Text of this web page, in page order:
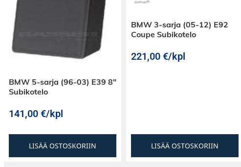
vapaasti konfiguroitavaa RCA -lähtöä mahdollistavat
lisävahvistimien, kuten MATCH M 2.1AMP -
liittämisen. Tämä mahdollistaa monimutkaiset ja
säästävät monikanavaiset järjestelmät, joilla on
suorituskyky
BMW 5-sarja (96-03) E39 8″
Subikotelo
141,00 €/kpl
LISÄÄ OSTOSKORIIN
BMW 3-sarja (05-12) E92
Coupe Subikotelo
221,00 €/kpl
LISÄÄ OSTOSKORIIN